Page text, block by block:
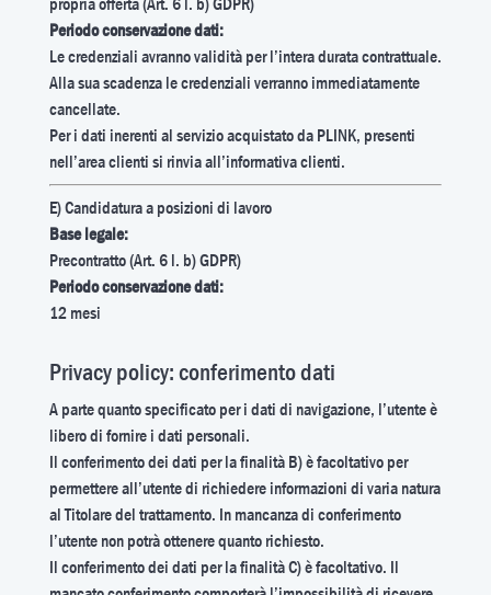
Periodo conservazione dati:
Le credenziali avranno validità per l’intera durata contrattuale.
Alla sua scadenza le credenziali verranno immediatamente
cancellate.
Per i dati inerenti al servizio acquistato da PLINK, presenti
nell’area clienti si rinvia all’informativa clienti.
E) Candidatura a posizioni di lavoro
Base legale:
Precontratto (Art. 6 l. b) GDPR)
Periodo conservazione dati:
12 mesi
Privacy policy: conferimento dati
A parte quanto specificato per i dati di navigazione, l’utente è
libero di fornire i dati personali.
Il conferimento dei dati per la finalità B) è facoltativo per
permettere all’utente di richiedere informazioni di varia natura
al Titolare del trattamento. In mancanza di conferimento
l’utente non potrà ottenere quanto richiesto.
Il conferimento dei dati per la finalità C) è facoltativo. Il